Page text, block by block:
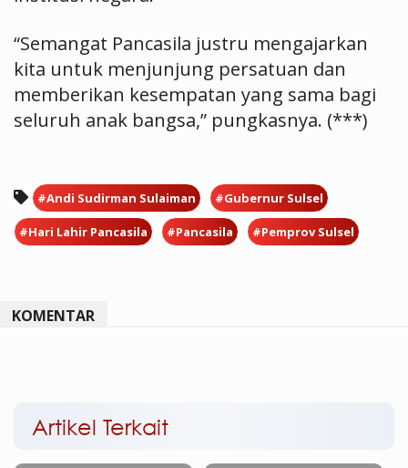
“Semangat Pancasila justru mengajarkan
kita untuk menjunjung persatuan dan
memberikan kesempatan yang sama bagi
seluruh anak bangsa,” pungkasnya. (***)
#Andi Sudirman Sulaiman #Gubernur Sulsel
#Hari Lahir Pancasila #Pancasila #Pemprov Sulsel
KOMENTAR
Artikel Terkait